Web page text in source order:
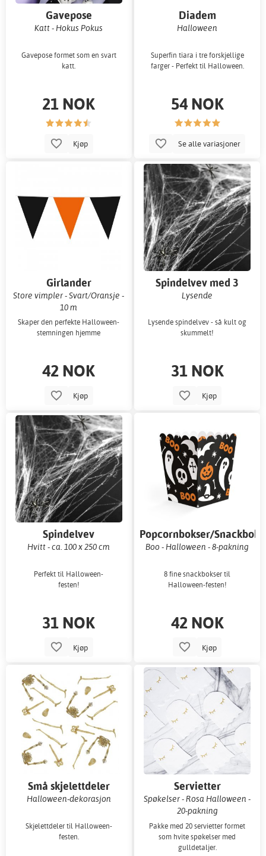
Gavepose
Katt - Hokus Pokus
Gavepose formet som en svart
katt.
21 NOK
Kjøp
Diadem
Halloween
Superfin tiara i tre forskjellige
farger - Perfekt til Halloween.
54 NOK
Se alle variasjoner
Girlander
Store vimpler - Svart/Oransje -
10 m
Skaper den perfekte Halloween-
stemningen hjemme
42 NOK
Kjøp
Spindelvev med 3
edderkopper
Lysende
Lysende spindelvev - så kult og
skummelt!
31 NOK
Kjøp
Spindelvev
Hvitt - ca. 100 x 250 cm
Perfekt til Halloween-
festen!
31 NOK
Kjøp
Popcornbokser/
Boo - Halloween - 8-pakning
8 fine snackbokser til
Halloween-festen!
42 NOK
Kjøp
Små skjelettdeler
Halloween-dekorasjon
Skjelettdeler til Halloween-
festen.
Servietter
Spøkelser - Rosa Halloween -
20-pakning
Pakke med 20 servietter formet
som hvite spøkelser med
gulldetaljer.